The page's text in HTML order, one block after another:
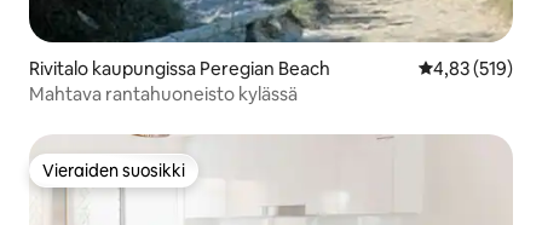
Rivitalo kaupungissa Peregian Beach
4,83 (519)
Mahtava rantahuoneisto kylässä
Vieraiden suosikki
Vieraiden suosikki